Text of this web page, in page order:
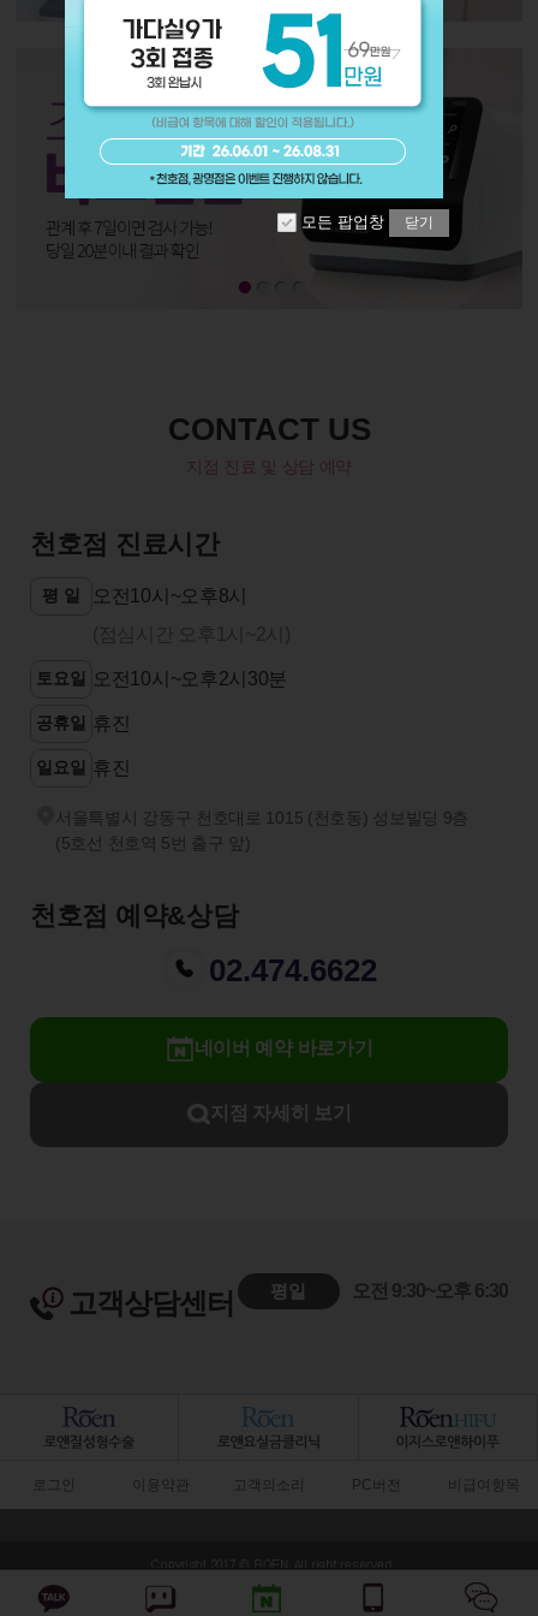
모든 팝업창 닫기
CONTACT US
지점 진료 및 상담 예약
천호점 진료시간
평 일
오전10시~오후8시
토요일 오전10시~오후2시30분
공휴일 휴진
일요일 휴진
서울특별시 강동구 천호대로 1015 (천호동) 성보빌딩 9층
(5호선 천호역 5번 출구 앞)
천호점 예약&상담
02.474.6622
네이버 예약 바로가기
지점 자세히 보기
고객상담센터 평일 오전 9:30~오후 6:30
로그인 이용약관 고객의소리 PC버전 비급여항목